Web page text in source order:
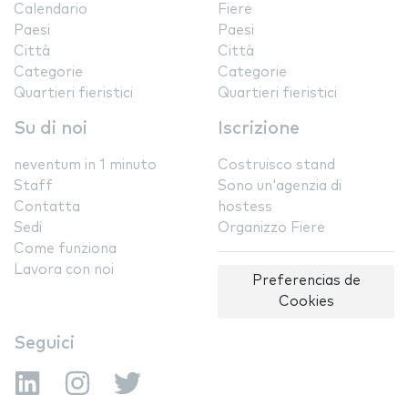
Calendario
Paesi
Città
Categorie
Quartieri fieristici
Fiere
Paesi
Città
Categorie
Quartieri fieristici
Su di noi
neventum in 1 minuto
Staff
Contatta
Sedi
Come funziona
Lavora con noi
Iscrizione
Costruisco stand
Sono un'agenzia di
hostess
Organizzo Fiere
Preferencias de
Cookies
Seguici